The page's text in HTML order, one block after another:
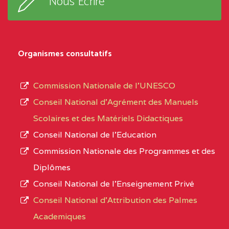
NORD
MERI
EXTREME-
NORD
CETIC DE LOULOU
0CN1TEFD101094115
EXTREME-
NORD
0EI1TEFD100495110
type
L’offre
d’éducation
de
Organismes consultatifs
Commission Nationale de l’UNESCO
Conseil National d’Agrément des Manuels
Scolaires et des Matériels Didactiques
Conseil National de l’Education
Commission Nationale des Programmes et des
Diplômes
Conseil National de l’Enseignement Privé
Conseil National d'Attribution des Palmes
Academiques